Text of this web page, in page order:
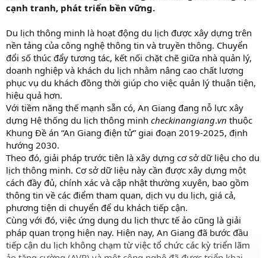
cạnh tranh, phát triển bền vững.
Du lịch thông minh là hoạt động du lịch được xây dựng trên
nền tảng của công nghệ thông tin và truyền thông. Chuyển
đổi số thúc đẩy tương tác, kết nối chặt chẽ giữa nhà quản lý,
doanh nghiệp và khách du lịch nhằm nâng cao chất lượng
phục vụ du khách đồng thời giúp cho việc quản lý thuận tiện,
hiệu quả hơn.
Với tiềm năng thế mạnh sẵn có, An Giang đang nỗ lực xây
dựng Hệ thống du lịch thông minh checkinangiang.vn thuộc
Khung Đề án “An Giang điện tử” giai đoạn 2019-2025, định
hướng 2030.
Theo đó, giải pháp trước tiên là xây dựng cơ sở dữ liệu cho du
lịch thông minh. Cơ sở dữ liệu này cần được xây dựng một
cách đầy đủ, chính xác và cập nhật thường xuyên, bao gồm
thông tin về các điểm tham quan, dịch vụ du lịch, giá cả,
phương tiện di chuyển để du khách tiếp cận.
Cùng với đó, việc ứng dụng du lịch thực tế ảo cũng là giải
pháp quan trọng hiện nay. Hiện nay, An Giang đã bước đầu
tiếp cận du lịch không chạm từ việc tổ chức các kỳ triển lãm